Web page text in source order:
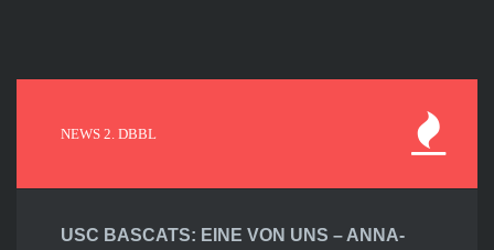
NEWS 2. DBBL
USC BASCATS: EINE VON UNS – ANNA-